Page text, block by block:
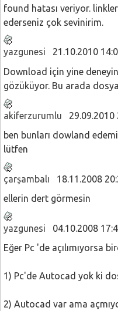
found hatası veriyor.
ederseniz çok sevinirim.
yazgunesi 21.10.2010
Download için yine
gözüküyor. Bu arada
akiferzurumlu 29.09.2010
ben bunları dowland
lütfen
çarşambalı 18.11.2008
ellerin dert görmesin
yazgunesi 04.10.2008
Eğer Pc 'de açılımıyorsa
1) Pc'de Autocad yok ki
2) Autocad var ama